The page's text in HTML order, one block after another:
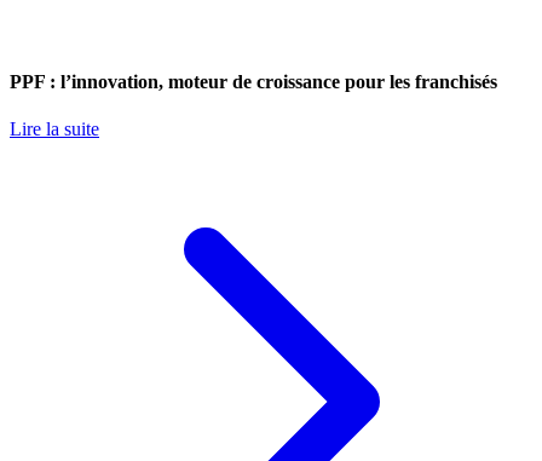
PPF : l’innovation, moteur de croissance pour les franchisés
Lire la suite